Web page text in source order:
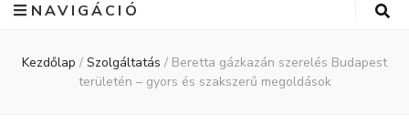
NAVIGÁCIÓ
Kezdőlap / Szolgáltatás / Beretta gázkazán szerelés Budapest
területén – gyors és szakszerű megoldások